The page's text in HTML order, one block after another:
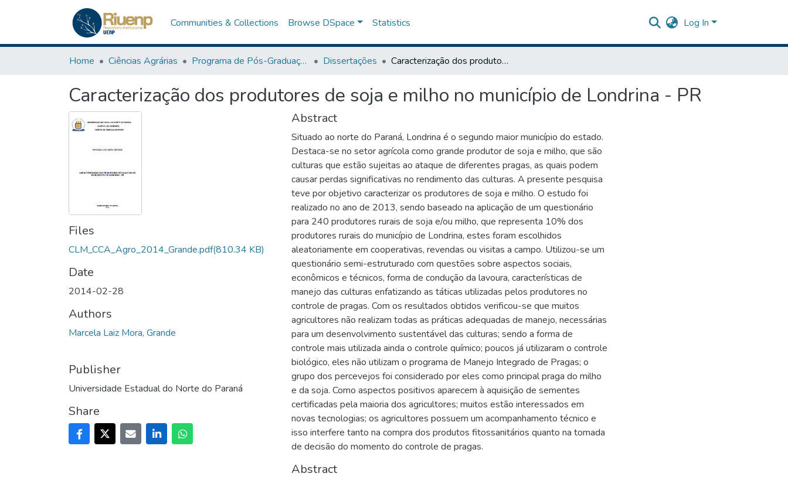
Communities & Collections Browse DSpace Statistics Log In
Home Ciências Agrárias Programa de Pós-Graduação em Agronomia Dissertações Caracterização dos produtores de soja e milho no município de Londrina - PR
Caracterização dos produtores de soja e milho no município de Londrina - PR
Files
CLM_CCA_Agro_2014_Grande.pdf(810.34 KB)
Date
2014-02-28
Authors
Marcela Laiz Mora, Grande
Publisher
Universidade Estadual do Norte do Paraná
Share
Abstract
Situado ao norte do Paraná, Londrina é o segundo maior município do estado.
Destaca-se no setor agrícola como grande produtor de soja e milho, que são
culturas que estão sujeitas ao ataque de diferentes pragas, as quais podem
causar perdas significativas no rendimento das culturas. A presente pesquisa
teve por objetivo caracterizar os produtores de soja e milho. O estudo foi
realizado no ano de 2013, sendo baseado na aplicação de um questionário
para 240 produtores rurais de soja e/ou milho, que representa 10% dos
produtores rurais do município de Londrina, estes foram escolhidos
aleatoriamente em cooperativas, revendas ou visitas a campo. Utilizou-se um
questionário semi-estruturado com questões sobre aspectos sociais,
econômicos e técnicos, forma de condução da lavoura, características de
manejo das culturas enfatizando as táticas utilizadas pelos produtores no
controle de pragas. Com os resultados obtidos verificou-se que muitos
agricultores não realizam todas as práticas adequadas de manejo, necessárias
para um desenvolvimento sustentável das culturas; sendo a forma de
controle mais utilizada ainda o controle químico; poucos já utilizaram o controle
biológico, eles não utilizam o programa de Manejo Integrado de Pragas; o
grupo dos percevejos foi considerado por eles como principal praga do milho
e da soja. Como aspectos positivos aparecem à aquisição de sementes
certificadas pela maioria dos agricultores; muitos estão interessados em
novas tecnologias; os agricultores possuem um acompanhamento técnico e
isso interfere tanto na compra dos produtos fitossanitários quanto na tomada
de decisão do momento do controle de pragas.
Abstract